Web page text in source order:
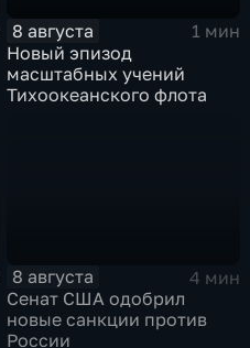
8 августа
1 мин
Новый эпизод
масштабных учений
Тихоокеанского флота
8 августа
4 мин
Сенат США одобрил
новые санкции против
России